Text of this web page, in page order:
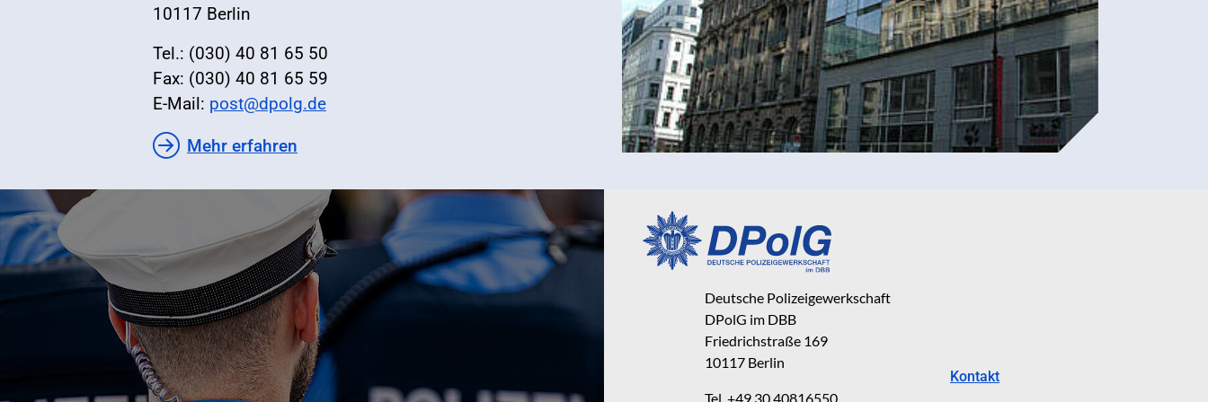
10117 Berlin
Tel.: (030) 40 81 65 50
Fax: (030) 40 81 65 59
E-Mail: post@dpolg.de
Mehr erfahren
Deutsche Polizeigewerkschaft
DPolG im DBB
Friedrichstraße 169
10117 Berlin
Tel. +49 30 40816550
Kontakt